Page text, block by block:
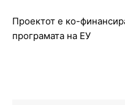
Проектот е ко-
програмата на ЕУ